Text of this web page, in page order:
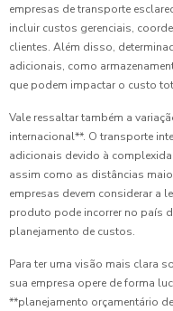
empresas de transporte
incluir custos gerenciais,
clientes. Além disso,
adicionais, como
que podem impactar o custo
Vale ressaltar também a
internacional**. O transporte
adicionais devido à
assim como as distâncias
empresas devem considerar a
produto pode incorrer no país
planejamento de custos.
Para ter uma visão mais clara
sua empresa opere de forma
**planejamento orçamentário